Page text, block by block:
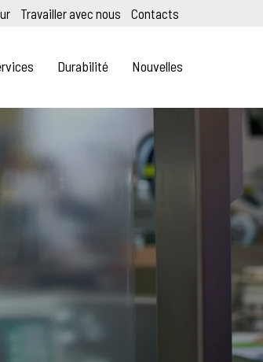
Travailler avec nous Contacts
Durabilité Nouvelles